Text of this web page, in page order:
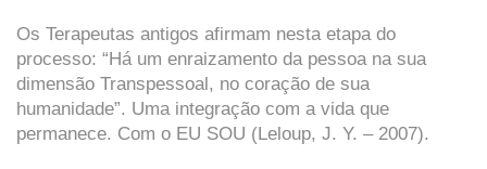
Os Terapeutas antigos afirmam nesta etapa do
processo: “Há um enraizamento da pessoa na sua
dimensão Transpessoal, no coração de sua
humanidade”. Uma integração com a vida que
permanece. Com o EU SOU (Leloup, J. Y. – 2007).